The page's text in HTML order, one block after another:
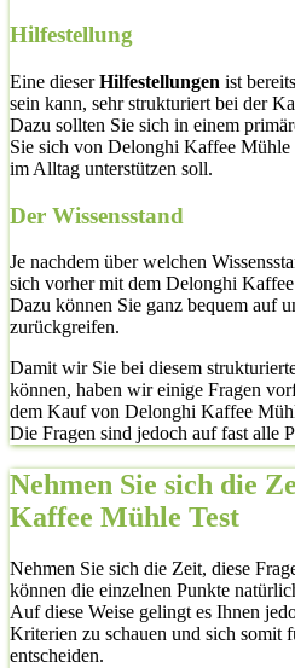
Hilfestellung
Eine dieserHilfestellungen ist
sein kann, sehr strukturiert bei der
Dazu sollten Sie sich in einem
Sie sich von Delonghi Kaffee Mühle
im Alltag unterstützen soll.
Der Wissensstand
Je nachdem über welchen
sich vorher mit dem Delonghi
Dazu können Sie ganz bequem auf
zurückgreifen.
Damit wir Sie bei diesem
können, haben wir einige Fragen
dem Kauf von Delonghi Kaffee
Die Fragen sind jedoch auf fast alle
Nehmen Sie sich die
Kaffee Mühle Test
Nehmen Sie sich die Zeit, diese
können die einzelnen Punkte
Auf diese Weise gelingt es Ihnen
Kriterien zu schauen und sich somit
entscheiden.